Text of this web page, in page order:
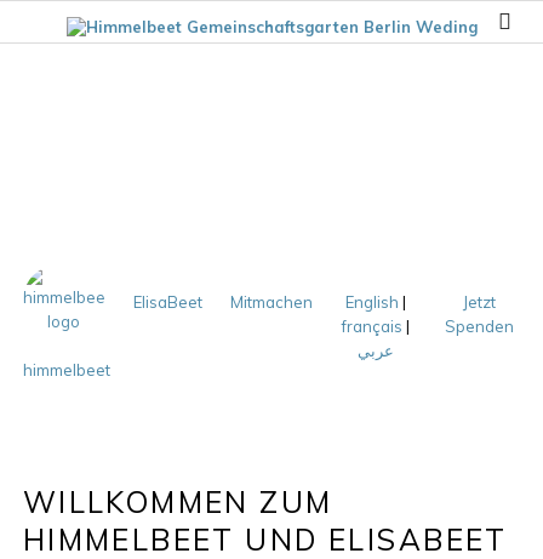
himmelbeet
ElisaBeet Mitmachen English |
français |
عربي
Jetzt
Spenden
WILLKOMMEN ZUM
HIMMELBEET UND ELISABEET